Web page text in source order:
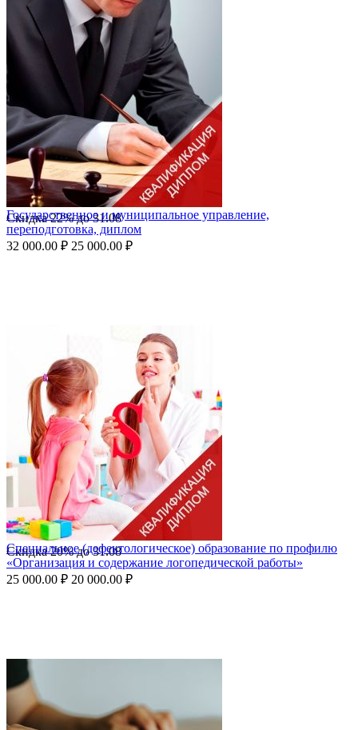
Скидка22%до31.08
Государственное и муниципальное управление,
переподготовка, диплом
32 000.00 ₽ 25 000.00 ₽
Скидка20%до31.08
Специальное (дефектологическое) образование по профилю
«Организация и содержание логопедической работы»
25 000.00 ₽ 20 000.00 ₽